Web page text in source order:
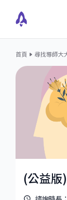
首頁 尋找導師大
(公益版